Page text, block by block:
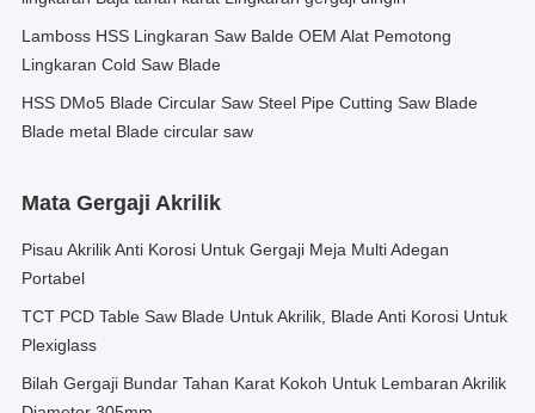
Lamboss HSS Lingkaran Saw Balde OEM Alat Pemotong
Lingkaran Cold Saw Blade
HSS DMo5 Blade Circular Saw Steel Pipe Cutting Saw Blade
Blade metal Blade circular saw
Mata Gergaji Akrilik
Pisau Akrilik Anti Korosi Untuk Gergaji Meja Multi Adegan
Portabel
TCT PCD Table Saw Blade Untuk Akrilik, Blade Anti Korosi Untuk
Plexiglass
Bilah Gergaji Bundar Tahan Karat Kokoh Untuk Lembaran Akrilik